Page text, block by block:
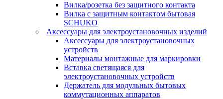
Вилка/розетка без защитного контакта
Вилка с защитным контактом бытовая
SCHUKO
Аксессуары для электроустановочных изделий
Аксессуары для электроустановочных
устройств
Материалы монтажные для маркировки
Вставка светящаяся для
электроустановочных устройств
Держатель для модульных бытовых
коммутационных аппаратов